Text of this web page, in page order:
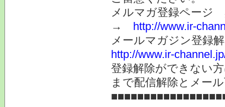
メルマガ登録ページ
→ http://www.ir-
メールマガジン登録
http://www.ir-
登録解除ができない
まで配信解除とメー